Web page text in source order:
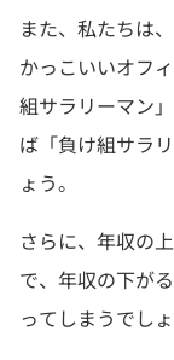
また、私たちは
かっこいいオフ
組サラリーマン
ば「負け組サラ
ょう。
さらに、年収の
で、年収の下が
ってしまうでしょ